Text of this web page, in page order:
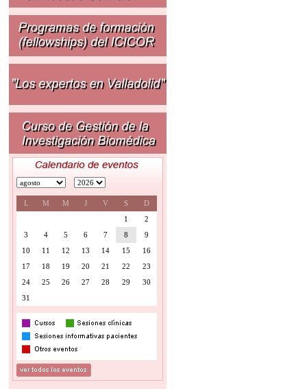
L M M J V S
D
1
2
3
4 5 6 7 8
9
10
11 12 13 14 15
16
17
18 19 20 21 22
23
24
25 26 27 28 29
30
31